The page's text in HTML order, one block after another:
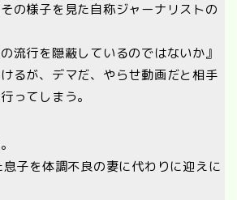
の様子を見た自称ジャーナリストの
流行を隠蔽しているのではないか』
るが、デマだ、やらせ動画だと相手
ってしまう。
子を体調不良の妻に代わりに迎えに